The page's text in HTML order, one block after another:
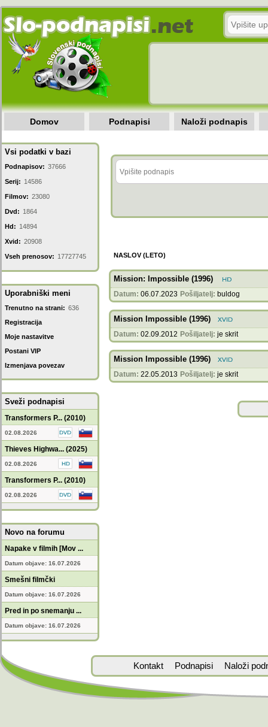
Domov Podnapisi Naloži podnapis
Vsi podatki v bazi
Podnapisov: 37666
Serij: 14586
Filmov: 23080
Dvd: 1864
Hd: 14894
Xvid: 20908
Vseh prenosov: 17727745
Uporabniški meni
Trenutno na strani: 636
Registracija
Moje nastavitve
Postani VIP
Izmenjava povezav
Sveži podnapisi
Transformers P... (2010)
02.08.2026
Thieves Highwa... (2025)
02.08.2026
Transformers P... (2010)
02.08.2026
Novo na forumu
Napake v filmih [Mov ...
Datum objave: 16.07.2026
Smešni filmčki
Datum objave: 16.07.2026
Pred in po snemanju ...
Datum objave: 16.07.2026
NASLOV (LETO)
Mission: Impossible (1996)
Datum: 06.07.2023 Pošiljatelj: buldog
Mission Impossible (1996)
Datum: 02.09.2012 Pošiljatelj: je skrit
Mission Impossible (1996)
Datum: 22.05.2013 Pošiljatelj: je skrit
Kontakt Podnapisi Naloži